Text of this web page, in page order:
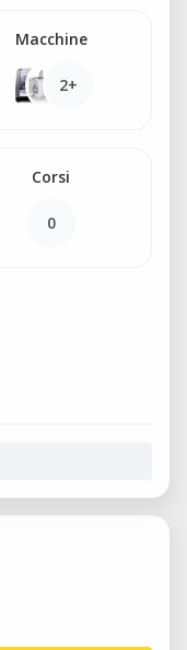
Macchine
2+
Corsi
0